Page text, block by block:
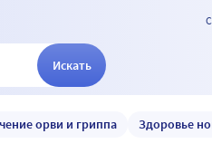
Искать
орви и гриппа Здоровье